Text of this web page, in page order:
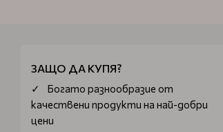
ЗАЩО ДА КУПЯ?
Богатo разнообразие от
качествени продукти на най-добри
цени